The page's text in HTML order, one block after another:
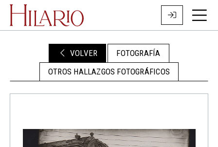
VOLVER
FOTOGRAFÍA
OTROS HALLAZGOS FOTOGRÁFICOS